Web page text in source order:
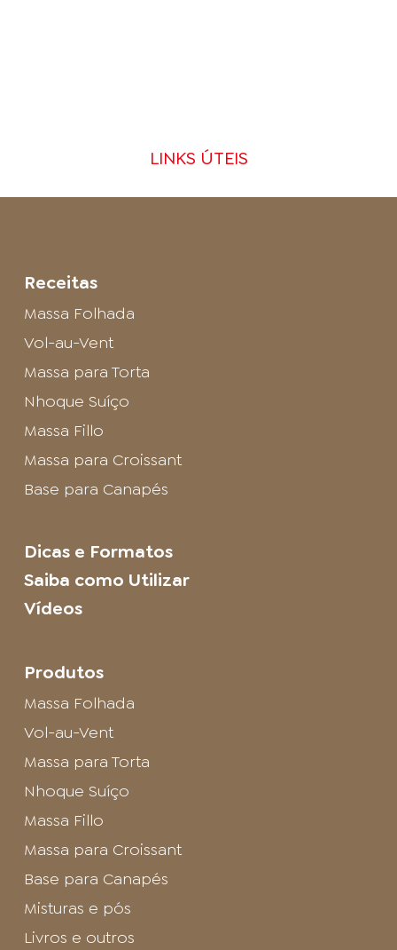
LINKS ÚTEIS
Receitas
Massa Folhada
Vol-au-Vent
Massa para Torta
Nhoque Suíço
Massa Fillo
Massa para Croissant
Base para Canapés
Dicas e Formatos
Saiba como Utilizar
Vídeos
Produtos
Massa Folhada
Vol-au-Vent
Massa para Torta
Nhoque Suíço
Massa Fillo
Massa para Croissant
Base para Canapés
Misturas e pós
Livros e outros